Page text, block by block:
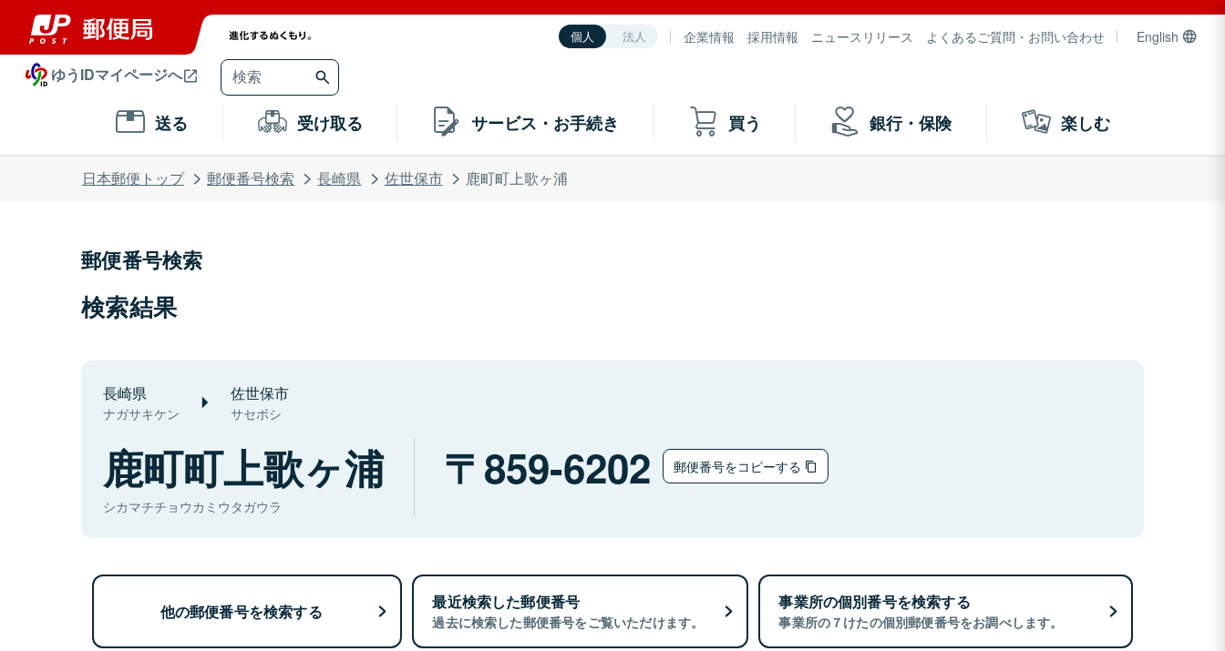
個人 法人 企業情報 採用情報 ニュースリリース よくあるご質問・お問い合わせ English
ゆうIDマイページへ
送る 受け取る サービス・お手続き 買う 銀行・保険 楽しむ
日本郵便トップ 郵便番号検索 長崎県 佐世保市 鹿町町上歌ヶ浦
郵便番号検索
検索結果
長崎県
ナガサキケン
佐世保市
サセボシ
鹿町町上歌ヶ浦
シカマチチョウカミウタガウラ
859-6202 郵便番号をコピーする
他の郵便番号を検索する 最近検索した郵便番号
過去に検索した郵便番号をご覧いただけます。
事業所の個別番号を検索する
事業所の７けたの個別郵便番号をお調べします。